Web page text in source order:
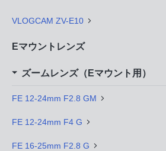
VLOGCAM ZV-E10
Eマウントレンズ
ズームレンズ（Eマウント用）
FE 12-24mm F2.8 GM
FE 12-24mm F4 G
FE 16-25mm F2.8 G